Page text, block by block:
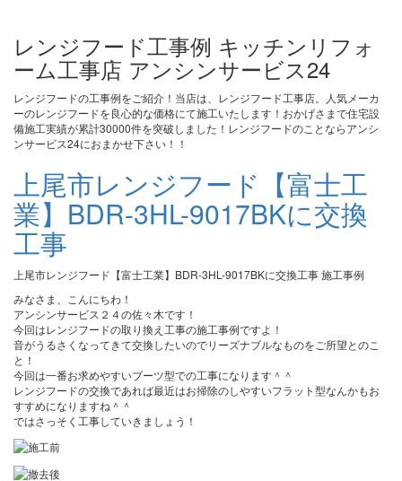
レンジフード工事例 キッチンリフォ
ーム工事店 アンシンサービス24
レンジフードの工事例をご紹介！当店は、レンジフード工事店。人気メーカ
ーのレンジフードを良心的な価格にて施工いたします！おかげさまで住宅設
備施工実績が累計30000件を突破しました！レンジフードのことならアンシ
ンサービス24におまかせ下さい！！
上尾市レンジフード【富士工
業】BDR-3HL-9017BKに交換
工事
上尾市レンジフード【富士工業】BDR-3HL-9017BKに交換工事 施工事例
みなさま、こんにちわ！
アンシンサービス２４の佐々木です！
今回はレンジフードの取り換え工事の施工事例ですよ！
音がうるさくなってきて交換したいのでリーズナブルなものをご所望とのこ
と！
今回は一番お求めやすいブーツ型での工事になります＾＾
レンジフードの交換であれば最近はお掃除のしやすいフラット型なんかもお
すすめになりますね＾＾
ではさっそく工事していきましょう！